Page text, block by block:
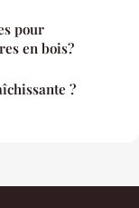
pour
en bois?
?